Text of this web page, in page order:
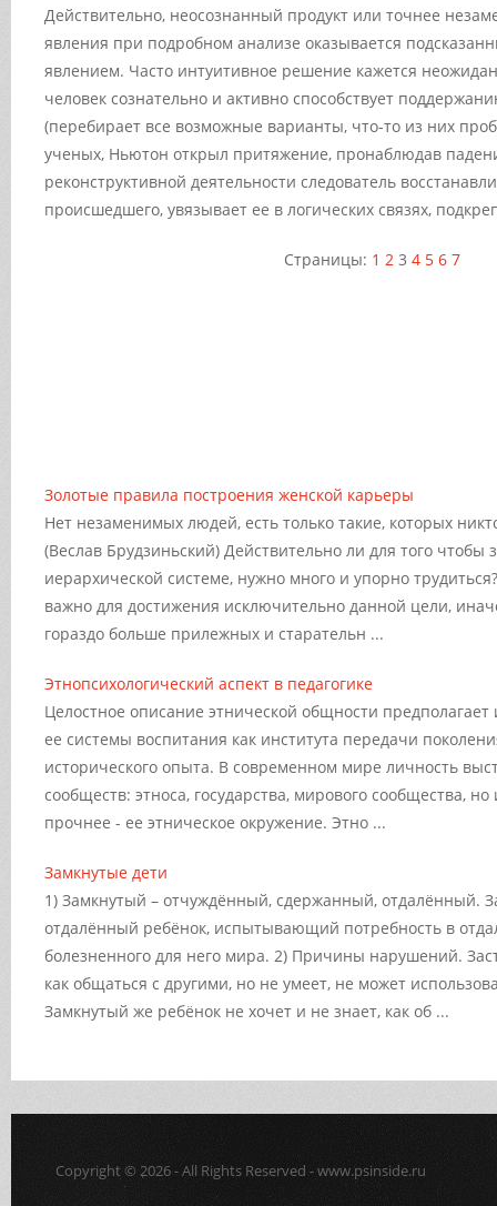
Действительно, неосознанный продукт или точнее
явления при подробном анализе оказывается
явлением. Часто интуитивное решение кажется
человек сознательно и активно способствует
(перебирает все возможные варианты, что-то из них
ученых, Ньютон открыл притяжение, пронаблюдав
реконструктивной деятельности следователь
происшедшего, увязывает ее в логических связях,
Страницы: 1 2 3 4 5 6 7
Золотые правила построения женской карьеры
Нет незаменимых людей, есть только такие, которых
(Веслав Брудзиньский) Действительно ли для того чтобы
иерархической системе, нужно много и упорно
важно для достижения исключительно данной цели,
гораздо больше прилежных и старательн ...
Этнопсихологический аспект в педагогике
Целостное описание этнической общности предполагает
ее системы воспитания как института передачи
исторического опыта. В современном мире личность
сообществ: этноса, государства, мирового сообщества, но
прочнее - ее этническое окружение. Этно ...
Замкнутые дети
1) Замкнутый – отчуждённый, сдержанный, отдалённый.
отдалённый ребёнок, испытывающий потребность в
болезненного для него мира. 2) Причины нарушений.
как общаться с другими, но не умеет, не может
Замкнутый же ребёнок не хочет и не знает, как об ...
Copyright © 2026 - All Rights Reserved - www.psinside.ru